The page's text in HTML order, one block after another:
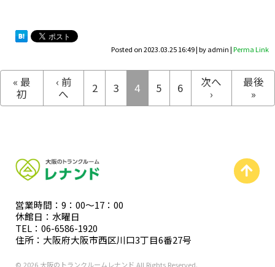
Posted on2023.03.25 16:49|byadmin|Perma Link
« 最
初
‹ 前
へ
2 3 4 5 6
次へ
›
最後
»
営業時間：9：00〜17：00
休館日：水曜日
TEL：06-6586-1920
住所：大阪府大阪市西区川口3丁目6番27号
© 2026 大阪のトランクルームレナンド All Rights Reserved.